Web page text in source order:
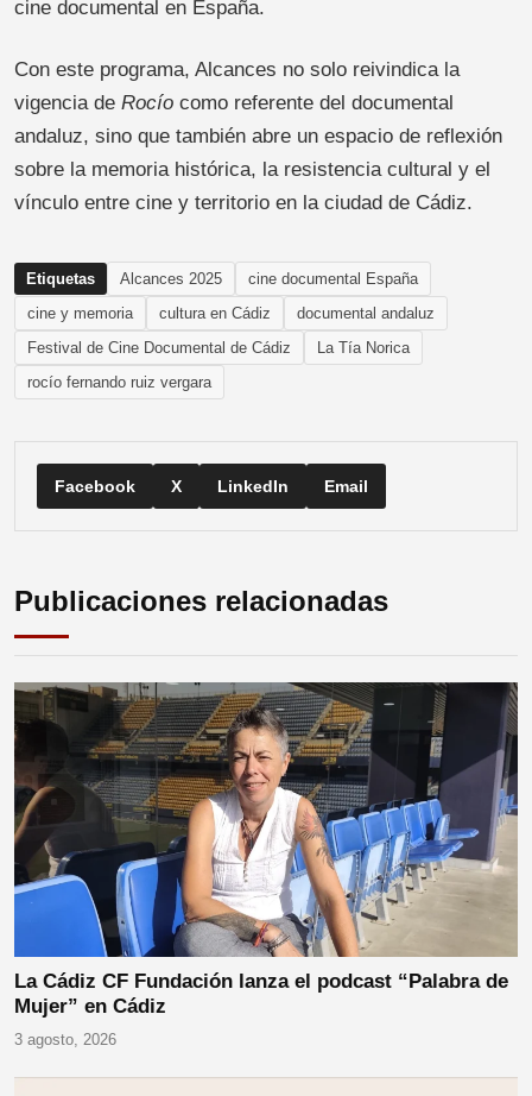
cine documental en España.
Con este programa, Alcances no solo reivindica la
vigencia de Rocío como referente del documental
andaluz, sino que también abre un espacio de reflexión
sobre la memoria histórica, la resistencia cultural y el
vínculo entre cine y territorio en la ciudad de Cádiz.
Etiquetas Alcances 2025
cine documental España
cine y memoria
cultura en Cádiz
documental andaluz
Festival de Cine Documental de Cádiz
La Tía Norica
rocío fernando ruiz vergara
Facebook X LinkedIn Email
Publicaciones relacionadas
La Cádiz CF Fundación lanza el podcast “Palabra de
Mujer” en Cádiz
3 agosto, 2026